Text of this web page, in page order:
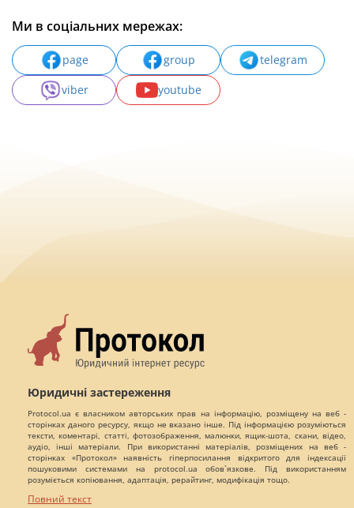
Ми в соціальних мережах:
page group
telegram
viber
youtube
Юридичні застереження
Protocol.ua є власником авторських прав на інформацію, розміщену на веб -
сторінках даного ресурсу, якщо не вказано інше. Під інформацією розуміються
тексти, коментарі, статті, фотозображення, малюнки, ящик-шота, скани, відео,
аудіо, інші матеріали. При використанні матеріалів, розміщених на веб -
сторінках «Протокол» наявність гіперпосилання відкритого для індексації
пошуковими системами на protocol.ua обов`язкове. Під використанням
розуміється копіювання, адаптація, рерайтинг, модифікація тощо.
Повний текст